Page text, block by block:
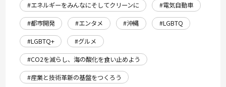
#エネルギーをみんなにそしてクリーンに
#電気自動車
#都市開発
#エンタメ #沖縄
#LGBTQ
#LGBTQ+
#グルメ
#CO2を減らし、海の酸化を食い止めよう
#産業と技術革新の基盤をつくろう